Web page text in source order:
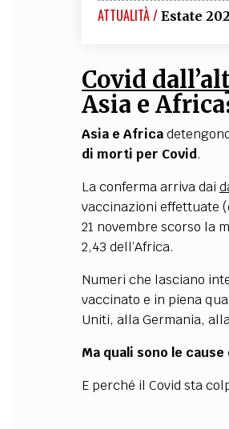
ATTUALITÀ / Estate
Covid
Asia e
Asia e Africa
di morti per Covid.
La conferma arriva dai
vaccinazioni effettuate
21 novembre scorso la
2,43 dell’Africa.
Numeri che lasciano
vaccinato e in piena
Uniti, alla Germania,
Ma quali sono le
E perché il Covid sta